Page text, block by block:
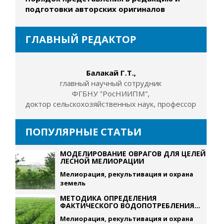
подготовки авторских оригиналов
ГЛАВНЫЙ РЕДАКТОР
Балакай Г.Т.,
главный научный сотрудник
ФГБНУ "РосНИИПМ",
доктор сельскохозяйственных наук, профессор
ПОПУЛЯРНЫЕ СТАТЬИ
МОДЕЛИРОВАНИЕ ОВРАГОВ ДЛЯ ЦЕЛЕЙ
ЛЕСНОЙ МЕЛИОРАЦИИ
Мелиорация, рекультивация и охрана
земель
МЕТОДИКА ОПРЕДЕЛЕНИЯ
ФАКТИЧЕСКОГО ВОДОПОТРЕБЛЕНИЯ...
Мелиорация, рекультивация и охрана